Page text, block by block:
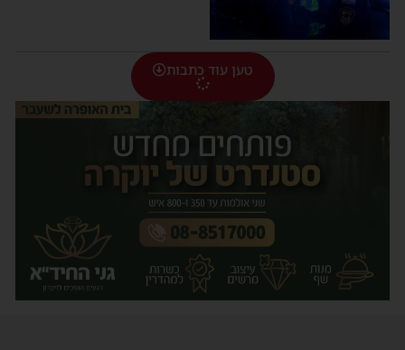
טען עוד כתבות